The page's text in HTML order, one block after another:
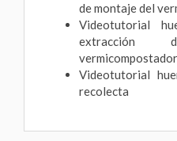
de montaje del
Videotutorial
extracción
vermicompostador
Videotutorial
recolecta